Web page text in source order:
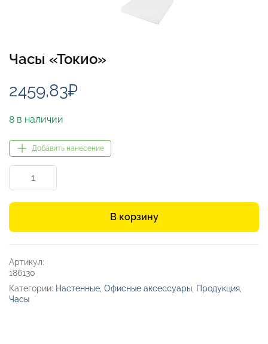
Часы «Токио»
2459,83₽
8 в наличии
Добавить нанесение
Количество
товара
Часы
«Токио»
В корзину
Артикул:
186130
Категории: Настенные Офисные аксессуары Продукция
Часы